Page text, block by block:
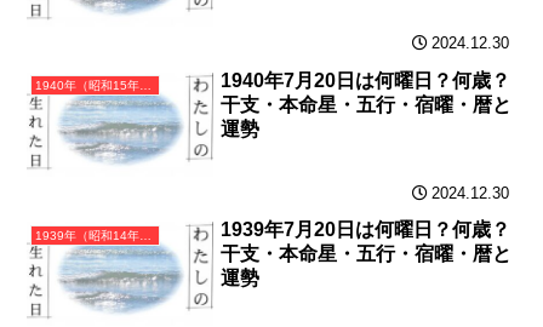
2024.12.30
1940年（昭和15年）庚辰（かのえたつ）・辰年（たつ年）カレンダー（月曜はじまり）
1940年7月20日は何曜日？何歳？
干支・本命星・五行・宿曜・暦と
運勢
2024.12.30
1939年（昭和14年）己卯（つちのとう）・卯年（うさぎ年）カレンダー（月曜はじまり）
1939年7月20日は何曜日？何歳？
干支・本命星・五行・宿曜・暦と
運勢